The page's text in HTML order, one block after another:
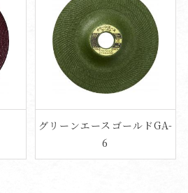
グリーンエースゴールドGA-
6